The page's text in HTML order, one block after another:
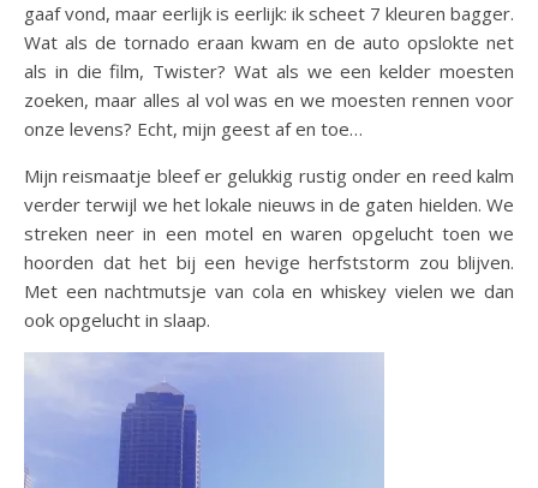
gaaf vond, maar eerlijk is eerlijk: ik scheet 7 kleuren bagger.
Wat als de tornado eraan kwam en de auto opslokte net
als in die film, Twister? Wat als we een kelder moesten
zoeken, maar alles al vol was en we moesten rennen voor
onze levens? Echt, mijn geest af en toe…
Mijn reismaatje bleef er gelukkig rustig onder en reed kalm
verder terwijl we het lokale nieuws in de gaten hielden. We
streken neer in een motel en waren opgelucht toen we
hoorden dat het bij een hevige herfststorm zou blijven.
Met een nachtmutsje van cola en whiskey vielen we dan
ook opgelucht in slaap.